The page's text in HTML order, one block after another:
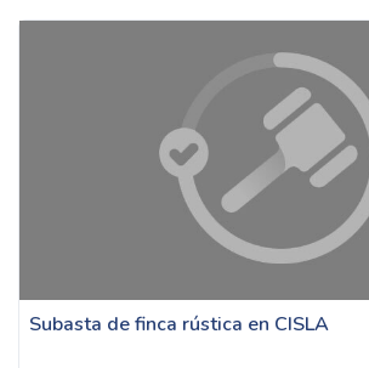
Subasta de finca rústica en CISLA